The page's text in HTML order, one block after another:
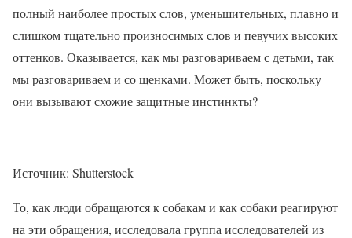
полный наиболее простых слов, уменьшительных, плавно и
слишком тщательно произносимых слов и певучих высоких
оттенков. Оказывается, как мы разговариваем с детьми, так
мы разговариваем и со щенками. Может быть, поскольку
они вызывают схожие защитные инстинкты?
Источник: Shutterstock
То, как люди обращаются к собакам и как собаки реагируют
на эти обращения, исследовала группа исследователей из